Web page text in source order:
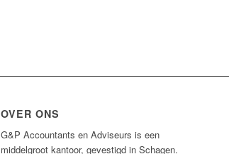
OVER ONS
G&P Accountants en Adviseurs is een
middelgroot kantoor, gevestigd in Schagen.